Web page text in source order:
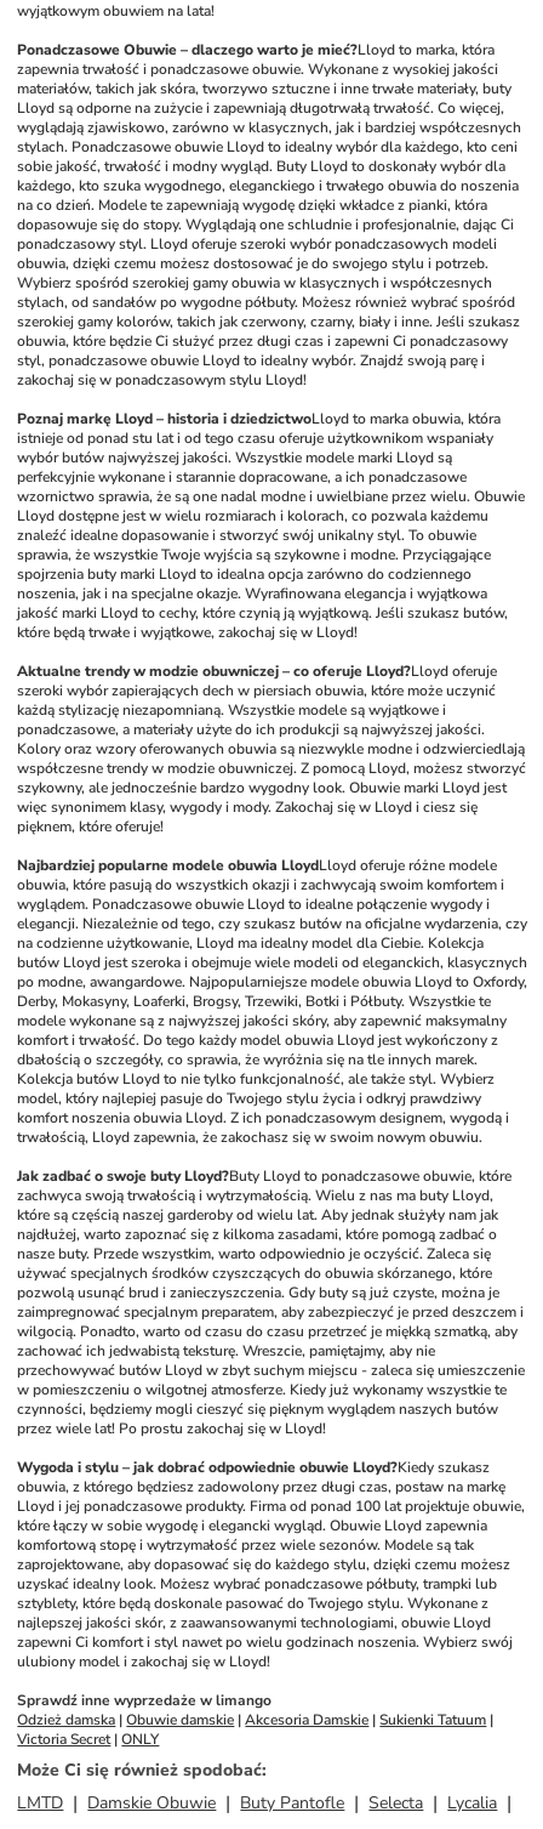
wyjątkowym obuwiem na lata!
Ponadczasowe Obuwie – dlaczego warto je mieć?Lloyd to marka, która
zapewnia trwałość i ponadczasowe obuwie. Wykonane z wysokiej jakości
materiałów, takich jak skóra, tworzywo sztuczne i inne trwałe materiały, buty
Lloyd są odporne na zużycie i zapewniają długotrwałą trwałość. Co więcej,
wyglądają zjawiskowo, zarówno w klasycznych, jak i bardziej współczesnych
stylach. Ponadczasowe obuwie Lloyd to idealny wybór dla każdego, kto ceni
sobie jakość, trwałość i modny wygląd. Buty Lloyd to doskonały wybór dla
każdego, kto szuka wygodnego, eleganckiego i trwałego obuwia do noszenia
na co dzień. Modele te zapewniają wygodę dzięki wkładce z pianki, która
dopasowuje się do stopy. Wyglądają one schludnie i profesjonalnie, dając Ci
ponadczasowy styl. Lloyd oferuje szeroki wybór ponadczasowych modeli
obuwia, dzięki czemu możesz dostosować je do swojego stylu i potrzeb.
Wybierz spośród szerokiej gamy obuwia w klasycznych i współczesnych
stylach, od sandałów po wygodne półbuty. Możesz również wybrać spośród
szerokiej gamy kolorów, takich jak czerwony, czarny, biały i inne. Jeśli szukasz
obuwia, które będzie Ci służyć przez długi czas i zapewni Ci ponadczasowy
styl, ponadczasowe obuwie Lloyd to idealny wybór. Znajdź swoją parę i
zakochaj się w ponadczasowym stylu Lloyd!
Poznaj markę Lloyd – historia i dziedzictwoLloyd to marka obuwia, która
istnieje od ponad stu lat i od tego czasu oferuje użytkownikom wspaniały
wybór butów najwyższej jakości. Wszystkie modele marki Lloyd są
perfekcyjnie wykonane i starannie dopracowane, a ich ponadczasowe
wzornictwo sprawia, że są one nadal modne i uwielbiane przez wielu. Obuwie
Lloyd dostępne jest w wielu rozmiarach i kolorach, co pozwala każdemu
znaleźć idealne dopasowanie i stworzyć swój unikalny styl. To obuwie
sprawia, że wszystkie Twoje wyjścia są szykowne i modne. Przyciągające
spojrzenia buty marki Lloyd to idealna opcja zarówno do codziennego
noszenia, jak i na specjalne okazje. Wyrafinowana elegancja i wyjątkowa
jakość marki Lloyd to cechy, które czynią ją wyjątkową. Jeśli szukasz butów,
które będą trwałe i wyjątkowe, zakochaj się w Lloyd!
Aktualne trendy w modzie obuwniczej – co oferuje Lloyd?Lloyd oferuje
szeroki wybór zapierających dech w piersiach obuwia, które może uczynić
każdą stylizację niezapomnianą. Wszystkie modele są wyjątkowe i
ponadczasowe, a materiały użyte do ich produkcji są najwyższej jakości.
Kolory oraz wzory oferowanych obuwia są niezwykle modne i odzwierciedlają
współczesne trendy w modzie obuwniczej. Z pomocą Lloyd, możesz stworzyć
szykowny, ale jednocześnie bardzo wygodny look. Obuwie marki Lloyd jest
więc synonimem klasy, wygody i mody. Zakochaj się w Lloyd i ciesz się
pięknem, które oferuje!
Najbardziej popularne modele obuwia LloydLloyd oferuje różne modele
obuwia, które pasują do wszystkich okazji i zachwycają swoim komfortem i
wyglądem. Ponadczasowe obuwie Lloyd to idealne połączenie wygody i
elegancji. Niezależnie od tego, czy szukasz butów na oficjalne wydarzenia, czy
na codzienne użytkowanie, Lloyd ma idealny model dla Ciebie. Kolekcja
butów Lloyd jest szeroka i obejmuje wiele modeli od eleganckich, klasycznych
po modne, awangardowe. Najpopularniejsze modele obuwia Lloyd to Oxfordy,
Derby, Mokasyny, Loaferki, Brogsy, Trzewiki, Botki i Półbuty. Wszystkie te
modele wykonane są z najwyższej jakości skóry, aby zapewnić maksymalny
komfort i trwałość. Do tego każdy model obuwia Lloyd jest wykończony z
dbałością o szczegóły, co sprawia, że wyróżnia się na tle innych marek.
Kolekcja butów Lloyd to nie tylko funkcjonalność, ale także styl. Wybierz
model, który najlepiej pasuje do Twojego stylu życia i odkryj prawdziwy
komfort noszenia obuwia Lloyd. Z ich ponadczasowym designem, wygodą i
trwałością, Lloyd zapewnia, że zakochasz się w swoim nowym obuwiu.
Jak zadbać o swoje buty Lloyd?Buty Lloyd to ponadczasowe obuwie, które
zachwyca swoją trwałością i wytrzymałością. Wielu z nas ma buty Lloyd,
które są częścią naszej garderoby od wielu lat. Aby jednak służyły nam jak
najdłużej, warto zapoznać się z kilkoma zasadami, które pomogą zadbać o
nasze buty. Przede wszystkim, warto odpowiednio je oczyścić. Zaleca się
używać specjalnych środków czyszczących do obuwia skórzanego, które
pozwolą usunąć brud i zanieczyszczenia. Gdy buty są już czyste, można je
zaimpregnować specjalnym preparatem, aby zabezpieczyć je przed deszczem i
wilgocią. Ponadto, warto od czasu do czasu przetrzeć je miękką szmatką, aby
zachować ich jedwabistą teksturę. Wreszcie, pamiętajmy, aby nie
przechowywać butów Lloyd w zbyt suchym miejscu - zaleca się umieszczenie
w pomieszczeniu o wilgotnej atmosferze. Kiedy już wykonamy wszystkie te
czynności, będziemy mogli cieszyć się pięknym wyglądem naszych butów
przez wiele lat! Po prostu zakochaj się w Lloyd!
Wygoda i stylu – jak dobrać odpowiednie obuwie Lloyd?Kiedy szukasz
obuwia, z którego będziesz zadowolony przez długi czas, postaw na markę
Lloyd i jej ponadczasowe produkty. Firma od ponad 100 lat projektuje obuwie,
które łączy w sobie wygodę i elegancki wygląd. Obuwie Lloyd zapewnia
komfortową stopę i wytrzymałość przez wiele sezonów. Modele są tak
zaprojektowane, aby dopasować się do każdego stylu, dzięki czemu możesz
uzyskać idealny look. Możesz wybrać ponadczasowe półbuty, trampki lub
sztyblety, które będą doskonale pasować do Twojego stylu. Wykonane z
najlepszej jakości skór, z zaawansowanymi technologiami, obuwie Lloyd
zapewni Ci komfort i styl nawet po wielu godzinach noszenia. Wybierz swój
ulubiony model i zakochaj się w Lloyd!
Sprawdź inne wyprzedaże w limango
Odzież damska | Obuwie damskie | Akcesoria Damskie | Sukienki Tatuum
Victoria Secret | ONLY
Może Ci się również spodobać:
LMTD
Damskie Obuwie Buty Pantofle Selecta
Lycalia